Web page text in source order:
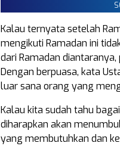
Kalau ternyata setelah
mengikuti Ramadan ini
dari Ramadan
Dengan berpuasa, kata
luar sana orang yang
Kalau kita sudah tahu
diharapkan akan
yang membutuhkan dan